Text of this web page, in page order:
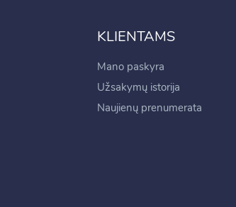
KLIENTAMS
Mano paskyra
Užsakymų istorija
Naujienų prenumerata